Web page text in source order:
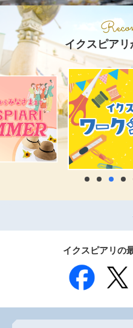
イクスピア
イクスピアリの